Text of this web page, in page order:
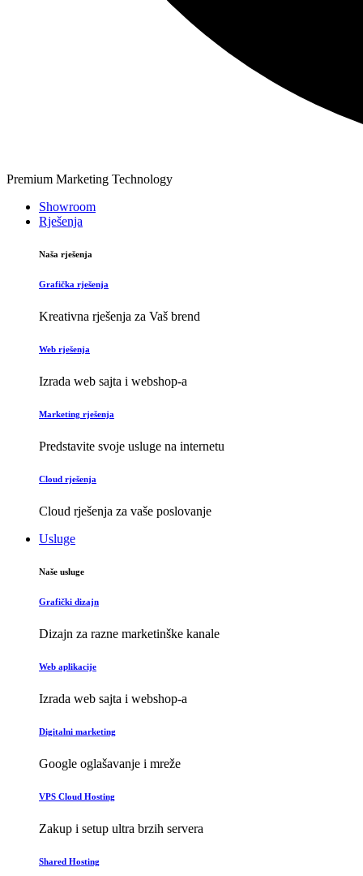
Premium Marketing Technology
Showroom
Rješenja
Naša rješenja
Grafička rješenja
Kreativna rješenja za Vaš brend
Web rješenja
Izrada web sajta i webshop-a
Marketing rješenja
Predstavite svoje usluge na internetu
Cloud rješenja
Cloud rješenja za vaše poslovanje
Usluge
Naše usluge
Grafički dizajn
Dizajn za razne marketinške kanale
Web aplikacije
Izrada web sajta i webshop-a
Digitalni marketing
Google oglašavanje i mreže
VPS Cloud Hosting
Zakup i setup ultra brzih servera
Shared Hosting